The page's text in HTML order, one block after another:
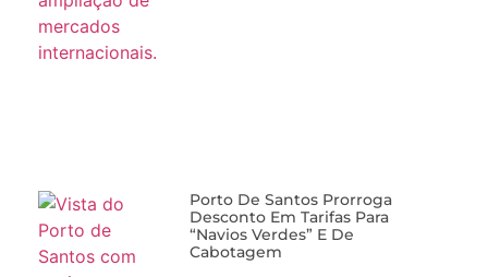
Porto De Santos Prorroga
Desconto Em Tarifas Para
“navios Verdes” E De
Cabotagem